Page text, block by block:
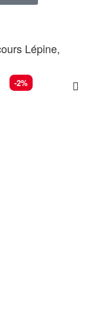
Lépine,
-2%